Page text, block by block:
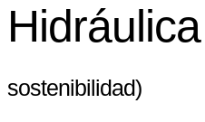
Hidráulica
sostenibilidad)